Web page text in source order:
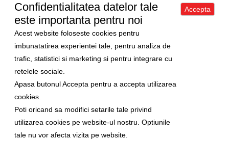
Acasa|Despre noi|Apartamente|Case/Vile Terenuri|Spatii
comerciale|Trimite oferta ta|Contact
Politica de confidentialitate
|Politica de cookies
Curs valutar
1 Euro = 5.2489 RON
Ne gasiti si pe
Copyright © 2009-2026 Axa Imobiliare
Confidentialitatea datelor tale
este importanta pentru noi
Acest website foloseste cookies pentru
imbunatatirea experientei tale, pentru analiza de
trafic, statistici si marketing si pentru integrare cu
retelele sociale.
Apasa butonul Accepta pentru a accepta utilizarea
cookies.
Poti oricand sa modifici setarile tale privind
utilizarea cookies pe website-ul nostru. Optiunile
tale nu vor afecta vizita pe website.
Accepta